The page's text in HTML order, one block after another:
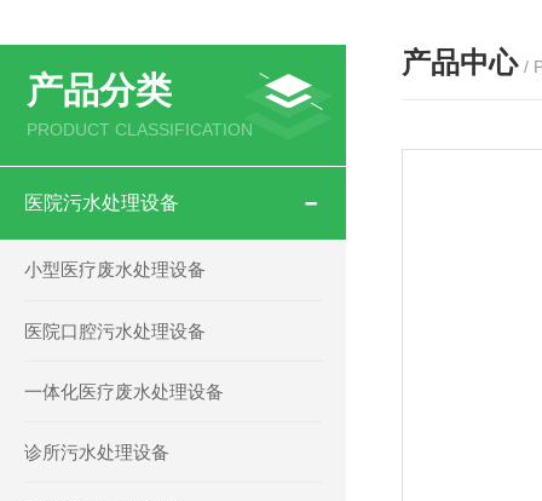
产品分类
PRODUCT CLASSIFICATION
医院污水处理设备
小型医疗废水处理设备
医院口腔污水处理设备
一体化医疗废水处理设备
诊所污水处理设备
产品中心 /